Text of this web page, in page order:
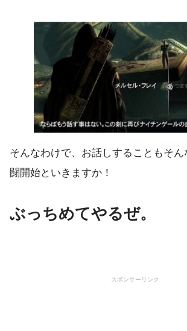
そんなわけで、お話しすることもそ
闘開始といきますか！
ぶっちめてやるぜ。
スポンサーリンク